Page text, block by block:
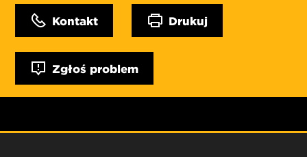
Kontakt Drukuj
Zgłoś problem